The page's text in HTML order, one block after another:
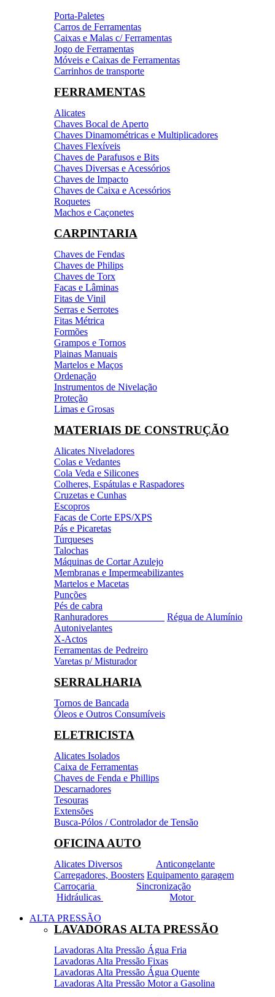
Porta-Paletes
Carros de Ferramentas
Caixas e Malas c/ Ferramentas
Jogo de Ferramentas
Móveis e Caixas de Ferramentas
Carrinhos de transporte
FERRAMENTAS
Alicates
Chaves Bocal de Aperto
Chaves Dinamométricas e Multiplicadores
Chaves Flexíveis
Chaves de Parafusos e Bits
Chaves Diversas e Acessórios
Chaves de Impacto
Chaves de Caixa e Acessórios
Roquetes
Machos e Caçonetes
CARPINTARIA
Chaves de Fendas
Chaves de Philips
Chaves de Torx
Facas e Lâminas
Fitas de Vinil
Serras e Serrotes
Fitas Métrica
Formões
Grampos e Tornos
Plainas Manuais
Martelos e Maços
Ordenação
Instrumentos de Nivelação
Proteção
Limas e Grosas
MATERIAIS DE CONSTRUÇÃO
Alicates Niveladores
Colas e Vedantes
Cola Veda e Silicones
Colheres, Espátulas e Raspadores
Cruzetas e Cunhas
Escopros
Facas de Corte EPS/XPS
Pás e Picaretas
Turqueses
Talochas
Máquinas de Cortar Azulejo
Membranas e Impermeabilizantes
Martelos e Macetas
Punções
Pés de cabra
Ranhuradores
Régua de Alumínio
Autonivelantes
X-Actos
Ferramentas de Pedreiro
Varetas p/ Misturador
SERRALHARIA
Tornos de Bancada
Óleos e Outros Consumíveis
ELETRICISTA
Alicates Isolados
Caixa de Ferramentas
Chaves de Fenda e Phillips
Descarnadores
Tesouras
Extensões
Busca-Pólos / Controlador de Tensão
OFICINA AUTO
Alicates Diversos
Anticongelante
Carregadores, Boosters Equipamento garagem
Carroçaria
Sincronização
Hidráulicas
Motor
ALTA PRESSÃO
LAVADORAS ALTA PRESSÃO
Lavadoras Alta Pressão Água Fria
Lavadoras Alta Pressão Fixas
Lavadoras Alta Pressão Água Quente
Lavadoras Alta Pressão Motor a Gasolina